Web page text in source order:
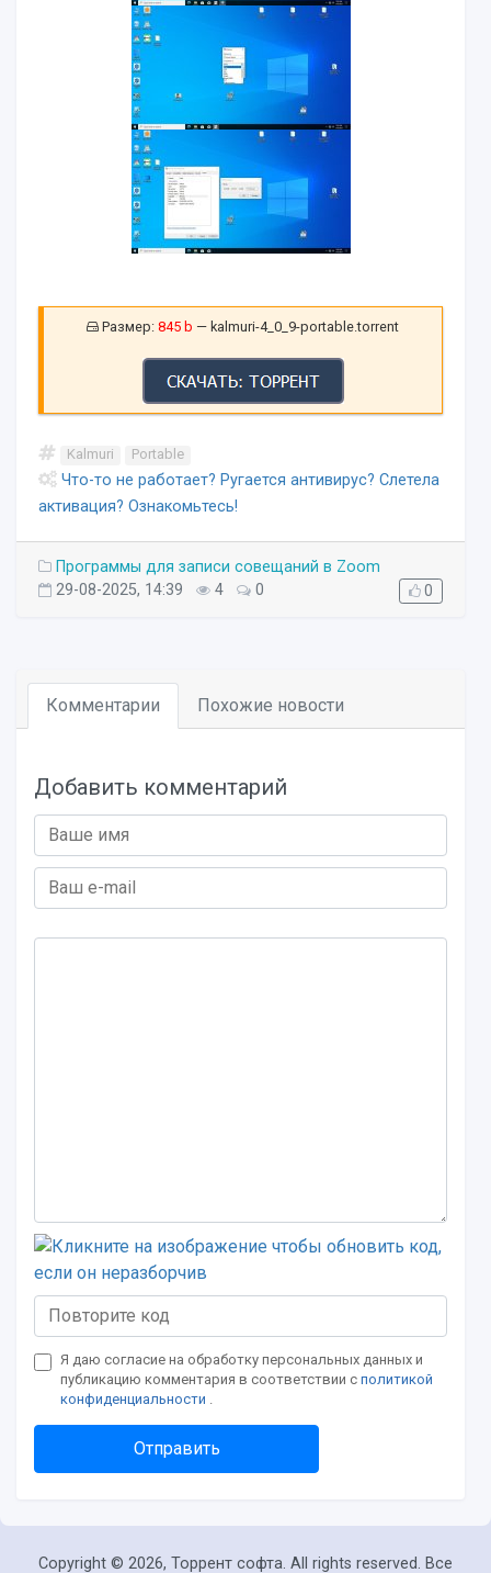
Размер: 845 b — kalmuri-4_0_9-portable.torrent
Kalmuri Portable
Что-то не работает? Ругается антивирус? Слетела
активация? Ознакомьтесь!
Программы для записи совещаний в Zoom
29-08-2025, 14:39
4 0 0
Комментарии Похожие новости
Добавить комментарий
Я даю согласие на обработку персональных данных и
публикацию комментария в соответствии с политикой
конфиденциальности .
Отправить
Copyright © 2026, Торрент софта. All rights reserved. Все